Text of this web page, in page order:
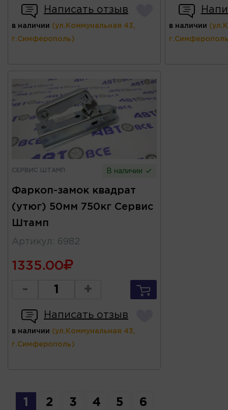
Написать отзыв
в наличии (ул.Коммунальная 43,
г.Симферополь)
в наличии
СЕРВИС ШТАМП В наличии
Фаркоп-замок квадрат
(утюг) 50мм 750кг Сервис
Штамп
Артикул : 6982
1335.00
- +
Написать отзыв
в наличии (ул.Коммунальная 43,
г.Симферополь)
1 2 3 4 5 6